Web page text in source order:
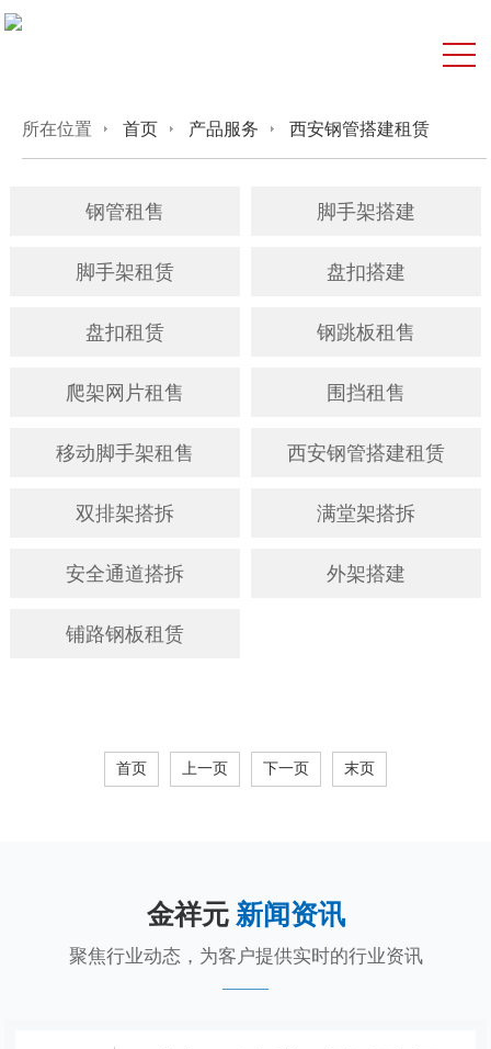
所在位置 首页 产品服务 西安钢管搭建租赁
钢管租售 脚手架搭建
脚手架租赁 盘扣搭建
盘扣租赁 钢跳板租售
爬架网片租售 围挡租售
移动脚手架租售 西安钢管搭建租赁
双排架搭拆 满堂架搭拆
安全通道搭拆 外架搭建
铺路钢板租赁
首页 上一页 下一页 末页
金祥元 新闻资讯
聚焦行业动态，为客户提供实时的行业资讯